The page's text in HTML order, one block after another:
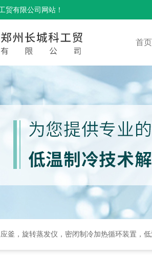
贸有限公司网站！
首页
，旋转蒸发仪，密闭制冷加热循环装置，低温恒温搅拌反应浴，循环